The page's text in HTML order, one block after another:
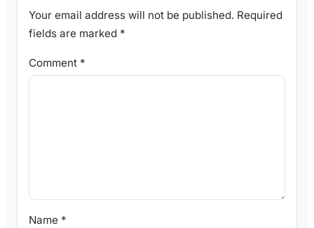
Your email address will not be published. Required
fields are marked *
Comment *
Name *